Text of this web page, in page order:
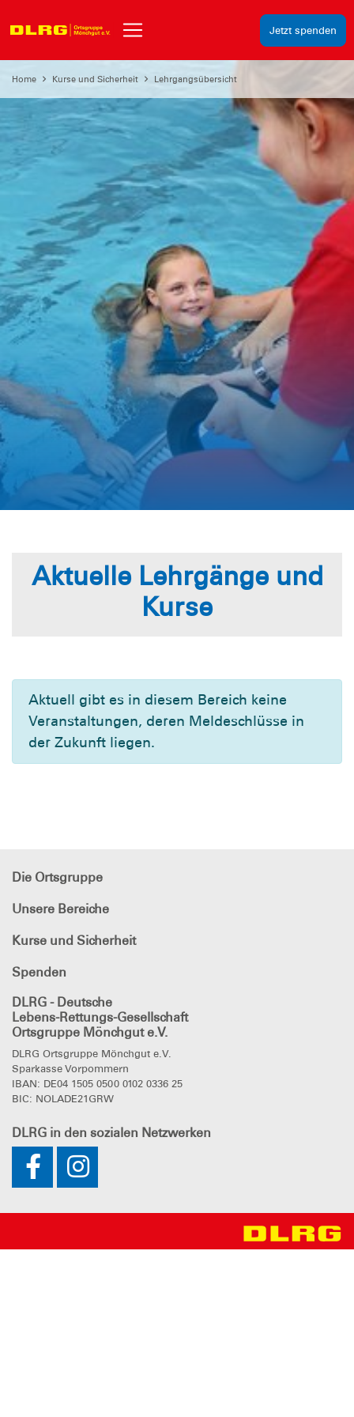
Jetzt spenden
Home Kurse und Sicherheit Lehrgangsübersicht
Aktuelle Lehrgänge und
Kurse
Aktuell gibt es in diesem Bereich keine
Veranstaltungen, deren Meldeschlüsse in
der Zukunft liegen.
Die Ortsgruppe
Unsere Bereiche
Kurse und Sicherheit
Spenden
DLRG - Deutsche
Lebens-Rettungs-Gesellschaft
Ortsgruppe Mönchgut e.V.
DLRG Ortsgruppe Mönchgut e.V.
Sparkasse Vorpommern
IBAN: DE04 1505 0500 0102 0336 25
BIC: NOLADE21GRW
DLRG in den sozialen Netzwerken